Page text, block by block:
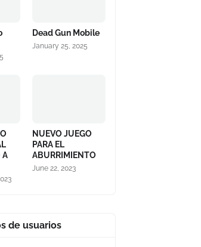
Dead Gun Mobile
January 25, 2025
A
NUEVO JUEGO
PARA EL
ABURRIMIENTO
June 22, 2023
de usuarios